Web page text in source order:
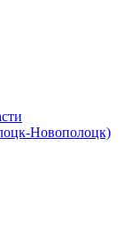
Новополоцк)